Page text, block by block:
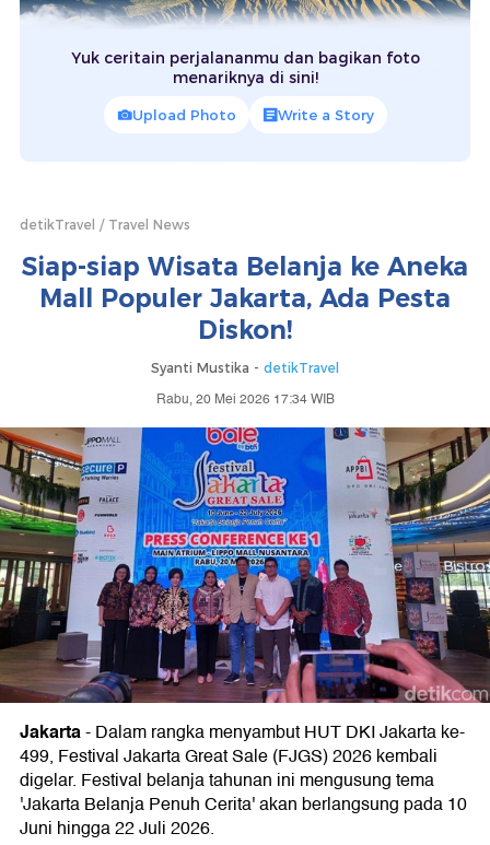
Yuk ceritain perjalananmu dan bagikan foto
menariknya di sini!
Upload Photo Write a Story
detikTravel Travel News
Siap-siap Wisata Belanja ke Aneka
Mall Populer Jakarta, Ada Pesta
Diskon!
Syanti Mustika - detikTravel
Rabu, 20 Mei 2026 17:34 WIB
Jakarta-Dalam rangka menyambut HUT DKI Jakarta ke-
499, Festival Jakarta Great Sale (FJGS) 2026 kembali
digelar. Festival belanja tahunan ini mengusung tema
'Jakarta Belanja Penuh Cerita' akan berlangsung pada 10
Juni hingga 22 Juli 2026.